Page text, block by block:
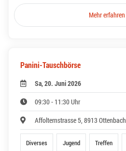
Mehr erfahren
Panini-Tauschbörse
Sa, 20. Juni 2026
09:30 - 11:30 Uhr
Affolternstrasse 5, 8913 Ottenbach
Diverses Jugend Treffen